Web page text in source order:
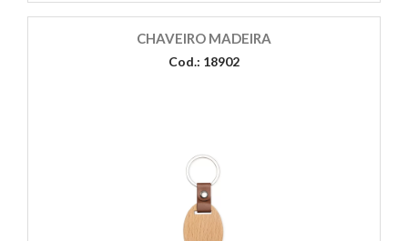
CHAVEIRO MADEIRA
Cod.: 18902